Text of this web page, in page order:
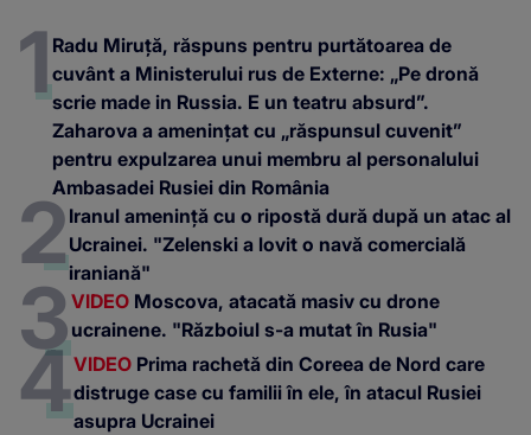
Radu Miruță, răspuns pentru purtătoarea de
cuvânt a Ministerului rus de Externe: „Pe dronă
scrie made in Russia. E un teatru absurd”.
Zaharova a amenințat cu „răspunsul cuvenit”
pentru expulzarea unui membru al personalului
Ambasadei Rusiei din România
Iranul amenință cu o ripostă dură după un atac al
Ucrainei. "Zelenski a lovit o navă comercială
iraniană"
VIDEO Moscova, atacată masiv cu drone
ucrainene. "Războiul s-a mutat în Rusia"
VIDEO Prima rachetă din Coreea de Nord care
distruge case cu familii în ele, în atacul Rusiei
asupra Ucrainei